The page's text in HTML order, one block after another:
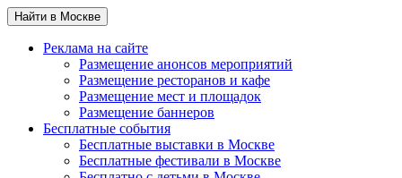
Найти в Москве
Реклама на сайте
Размещение анонсов мероприятий
Размещение ресторанов и кафе
Размещение мест и площадок
Размещение баннеров
Бесплатные события
Бесплатные выставки в Москве
Бесплатные фестивали в Москве